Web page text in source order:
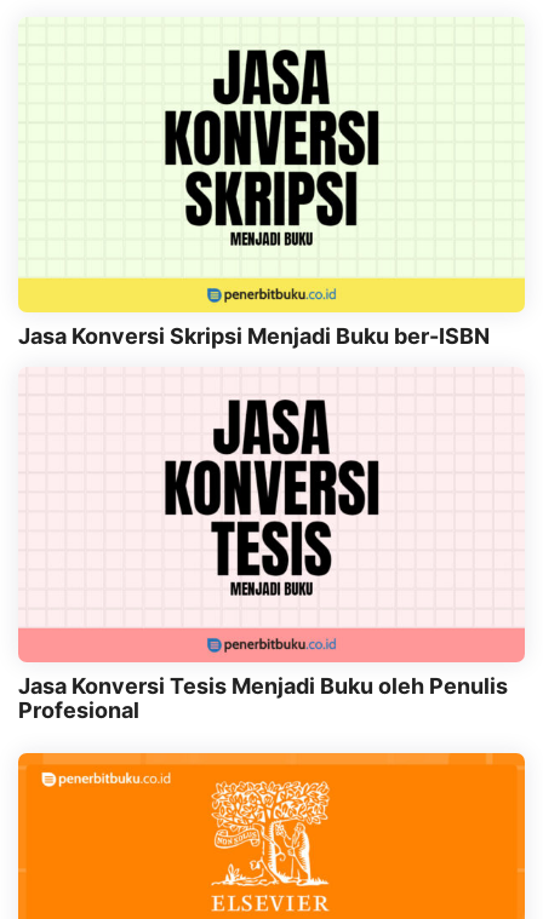
Jasa Konversi Skripsi Menjadi Buku ber-ISBN
Jasa Konversi Tesis Menjadi Buku oleh Penulis
Profesional